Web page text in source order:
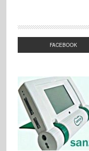
FACEBOOK